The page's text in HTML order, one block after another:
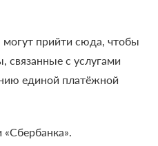
прийти сюда, чтобы
связанные с услугами
единой платёжной